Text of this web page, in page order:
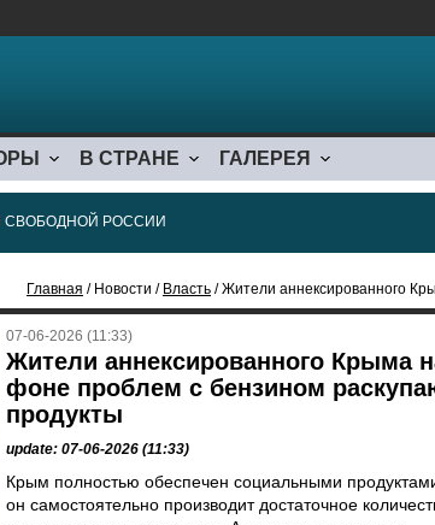
В СТРАНЕ ГАЛЕРЕЯ
СВОБОДНОЙ РОССИИ
Главная / Новости / Власть / Жители аннексированного Крыма
07-06-2026 (11:33)
Жители аннексированного Крыма
фоне проблем с бензином
продукты
update: 07-06-2026 (11:33)
Крым полностью обеспечен социальными
он самостоятельно производит достаточное